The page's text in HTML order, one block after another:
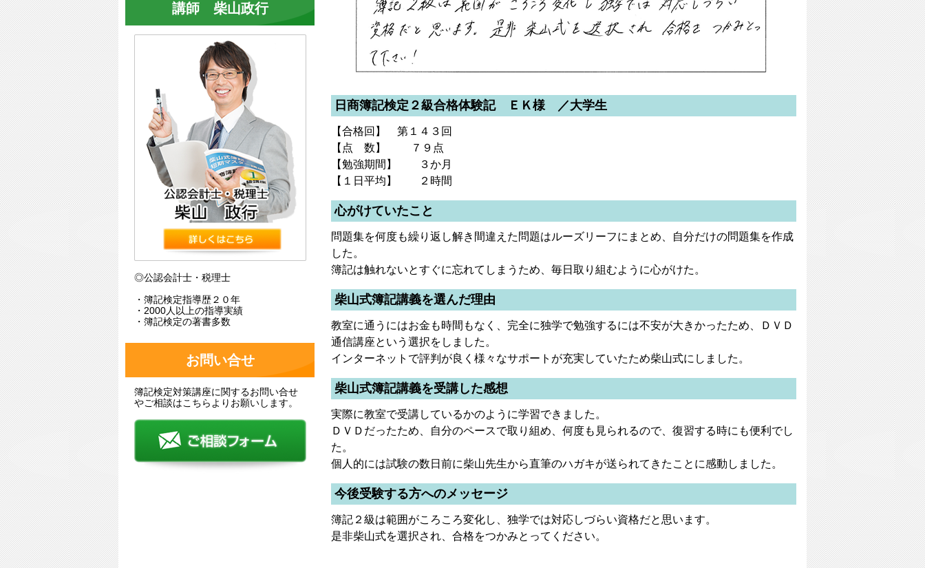
日商簿記検定２級合格体験記 ＥＫ様 ／大学生
【合格回】 第１４３回
【点 数】 ７９点
【勉強期間】 ３か月
【１日平均】 ２時間
心がけていたこと
問題集を何度も繰り返し解き間違えた問題はルーズリーフにまとめ、自分だけの問題集を作成
した。
簿記は触れないとすぐに忘れてしまうため、毎日取り組むように心がけた。
柴山式簿記講義を選んだ理由
教室に通うにはお金も時間もなく、完全に独学で勉強するには不安が大きかったため、ＤＶＤ
通信講座という選択をしました。
インターネットで評判が良く様々なサポートが充実していたため柴山式にしました。
柴山式簿記講義を受講した感想
実際に教室で受講しているかのように学習できました。
ＤＶＤだったため、自分のペースで取り組め、何度も見られるので、復習する時にも便利でし
た。
個人的には試験の数日前に柴山先生から直筆のハガキが送られてきたことに感動しました。
今後受験する方へのメッセージ
簿記２級は範囲がころころ変化し、独学では対応しづらい資格だと思います。
是非柴山式を選択され、合格をつかみとってください。
講師 柴山政行
◎公認会計士・税理士
・簿記検定指導歴２０年
・2000人以上の指導実績
・簿記検定の著書多数
お問い合せ
簿記検定対策講座に関するお問い合せ
やご相談はこちらよりお願いします。